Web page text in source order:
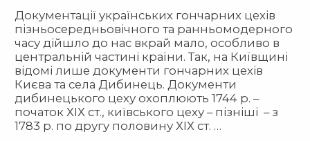
Документації українських гончарних цехів
пізньосередньовічного та ранньомодерного
часу дійшло до нас вкрай мало, особливо в
центральній частині країни. Так, на Київщині
відомі лише документи гончарних цехів
Києва та села Дибинець. Документи
дибинецького цеху охоплюють 1744 р. –
початок ХІХ ст., київського цеху – пізніші – з
1783 р. по другу половину ХІХ ст. …